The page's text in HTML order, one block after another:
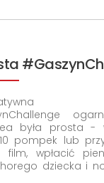
była prosta -
pompek lub
film, wpłacić
dziecka i